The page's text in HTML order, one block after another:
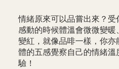
情緒原來可以品嘗出來？受
感動的時候體溫會微微變
變紅，就像品啡一樣，你
體的五感覺察自己的情緒
驗！